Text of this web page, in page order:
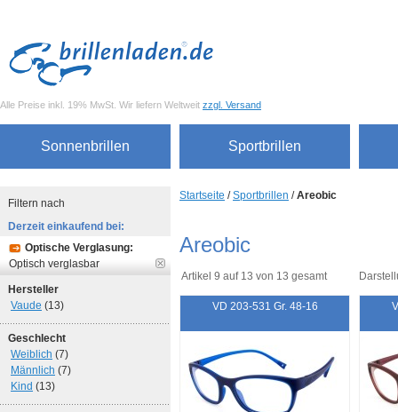
Alle Preise inkl. 19% MwSt. Wir liefern Weltweit zzgl. Versand
Sonnenbrillen Sportbrillen
Startseite /Sportbrillen /Areobic
Areobic
Artikel 9 auf 13 von 13 gesamt
VD 203-531 Gr. 48-16
Filtern nach
Derzeit einkaufend bei:
Optische Verglasung:
Optisch verglasbar
Hersteller
Vaude (13)
Geschlecht
Weiblich (7)
Männlich (7)
Kind (13)